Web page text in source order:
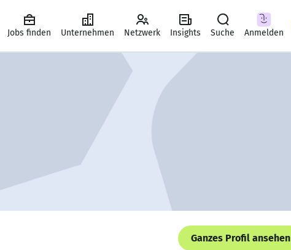
Jobs finden Unternehmen Netzwerk Insights Suche Anmelden
Ganzes Profil ansehen